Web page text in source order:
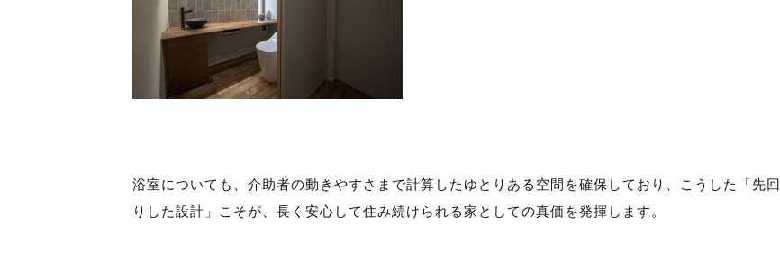
浴室についても、介助者の動きやすさまで計算したゆとりある空間を確保しており、こうした「先回
りした設計」こそが、長く安心して住み続けられる家としての真価を発揮します。